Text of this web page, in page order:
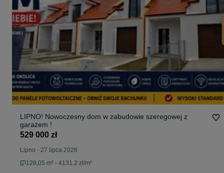
LIPNO! Nowoczesny dom w zabudowie szeregowej z
garażem !
529 000 zł
Lipno - 27 lipca 2026
128,05 m² - 4131.2 zł/m²